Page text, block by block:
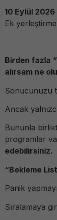
10 Eylül
Ek
Birden fazla
alırsam ne
Sonucunuzu
Ancak
Bununla
programlar
edebilirsiniz.
“Bekleme
Panik
Sıralamaya